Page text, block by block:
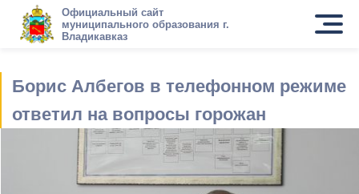
Официальный сайт
муниципального образования г.
Владикавказ
Борис Албегов в телефонном режиме
ответил на вопросы горожан